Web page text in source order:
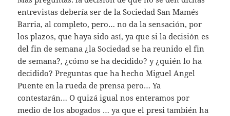
entrevistas debería ser de la Sociedad San Mamés
Barria, al completo, pero… no da la sensación, por
los plazos, que haya sido así, ya que si la decisión es
del fin de semana ¿la Sociedad se ha reunido el fin
de semana?, ¿cómo se ha decidido? y ¿quién lo ha
decidido? Preguntas que ha hecho Miguel Angel
Puente en la rueda de prensa pero… Ya
contestarán… O quizá igual nos enteramos por
medio de los abogados … ya que el presi también ha